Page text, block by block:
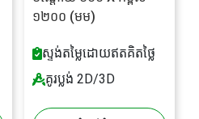
១២០០ (មម)
ស្ទង់តម្លៃដោយឥតគិតថ្លៃ
គូរប្លង់ 2D/3D